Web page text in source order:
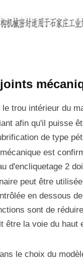
trou intérieur du
afin qu'il puisse
de type
est
d'encliquetage 2
peut être
en dessous
sont de
être la voie du haut
le choix du